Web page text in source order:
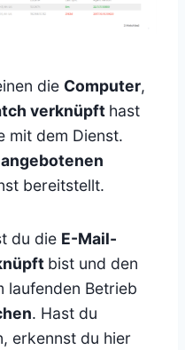
die Computer,
verknüpft hast
mit dem Dienst.
angebotenen
bereitstellt.
du die E-Mail-
bist und den
laufenden Betrieb
. Hast du
erkennst du hier